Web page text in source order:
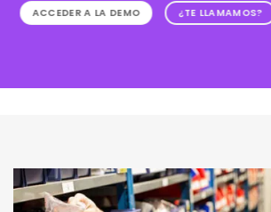
ACCEDER A LA DEMO ¿TE LLAMAMOS?